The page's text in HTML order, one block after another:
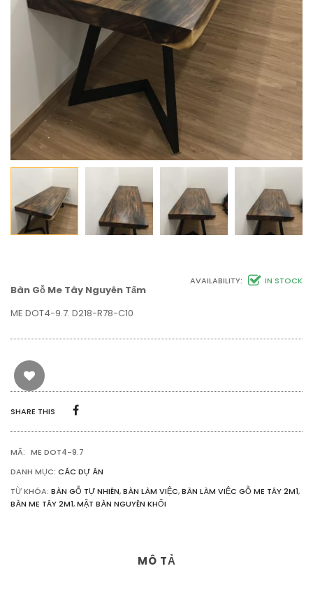
AVAILABILITY: IN STOCK
Bàn Gỗ Me Tây Nguyên Tấm
ME DOT4-9.7. D218-R78-C10
SHARE THIS
MÃ: ME DOT4-9.7
DANH MỤC: CÁC DỰ ÁN
TỪ KHÓA: BÀN GỖ TỰ NHIÊN,BÀN LÀM VIỆC,BÀN LÀM VIỆC GỖ ME TÂY 2M1,
BÀN ME TÂY 2M1,MẶT BÀN NGUYÊN KHỐI
MÔ TẢ